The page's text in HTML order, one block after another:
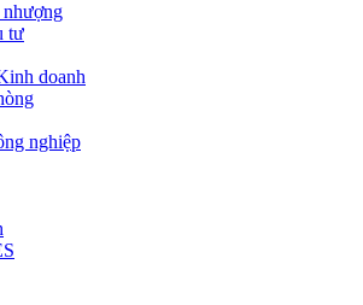
tư
doanh
nghiệp